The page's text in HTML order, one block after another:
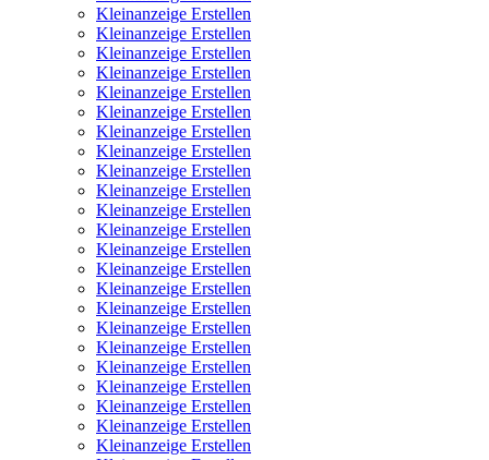
Kleinanzeige Erstellen
Kleinanzeige Erstellen
Kleinanzeige Erstellen
Kleinanzeige Erstellen
Kleinanzeige Erstellen
Kleinanzeige Erstellen
Kleinanzeige Erstellen
Kleinanzeige Erstellen
Kleinanzeige Erstellen
Kleinanzeige Erstellen
Kleinanzeige Erstellen
Kleinanzeige Erstellen
Kleinanzeige Erstellen
Kleinanzeige Erstellen
Kleinanzeige Erstellen
Kleinanzeige Erstellen
Kleinanzeige Erstellen
Kleinanzeige Erstellen
Kleinanzeige Erstellen
Kleinanzeige Erstellen
Kleinanzeige Erstellen
Kleinanzeige Erstellen
Kleinanzeige Erstellen